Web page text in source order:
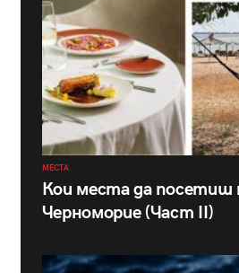
МЕСТА
Кои места да
Черноморие (Част II)